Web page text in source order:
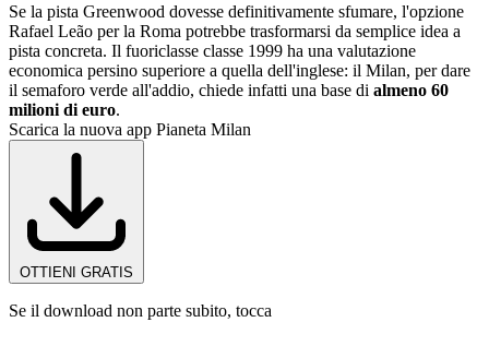
Se la pista Greenwood dovesse definitivamente sfumare, l'opzione
Rafael Leão per la Roma potrebbe trasformarsi da semplice idea a
pista concreta. Il fuoriclasse classe 1999 ha una valutazione
economica persino superiore a quella dell'inglese: il Milan, per dare
il semaforo verde all'addio, chiede infatti una base di almeno 60
milioni di euro.
Scarica la nuova app Pianeta Milan
OTTIENI GRATIS
Se il download non parte subito, tocca